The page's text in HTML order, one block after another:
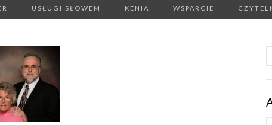
USŁUGI SŁOWEM KENIA WSPARCIE